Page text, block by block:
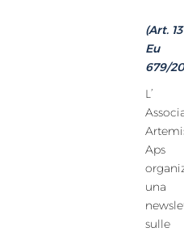
(Art.
Eu
679/
L’
Aps
una
sulle